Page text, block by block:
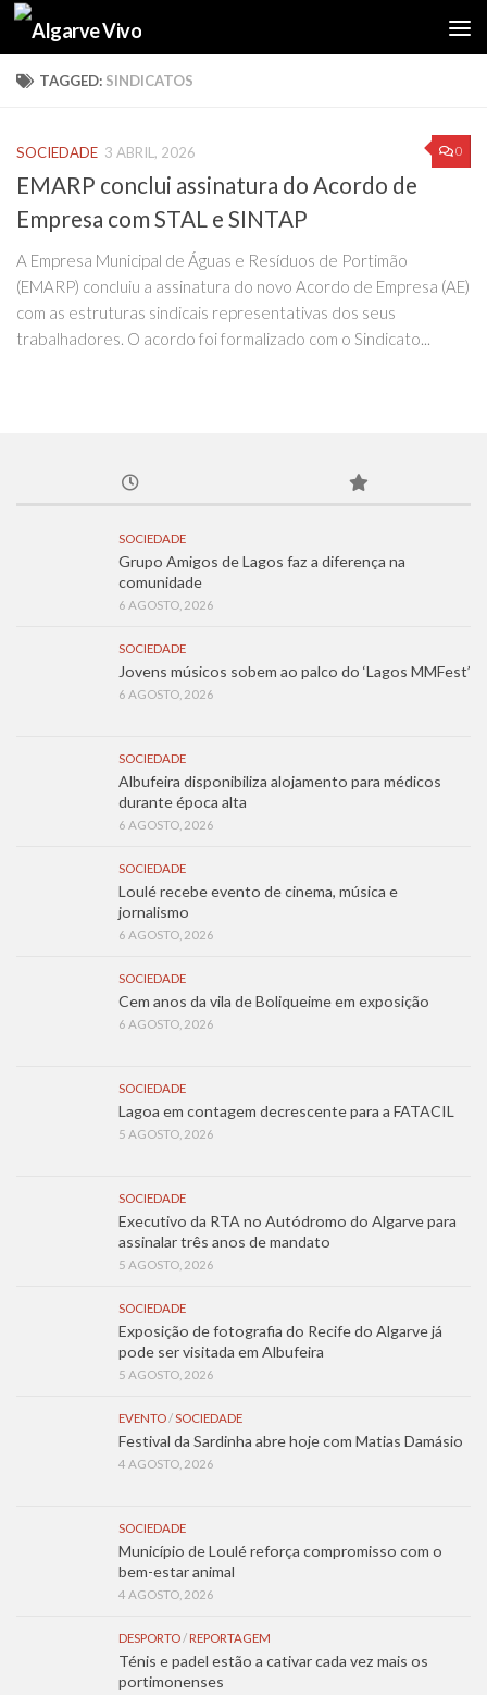
Skip to content
TAGGED: SINDICATOS
0
SOCIEDADE 3 ABRIL, 2026
EMARP conclui assinatura do Acordo de
Empresa com STAL e SINTAP
A Empresa Municipal de Águas e Resíduos de Portimão
(EMARP) concluiu a assinatura do novo Acordo de Empresa (AE)
com as estruturas sindicais representativas dos seus
trabalhadores. O acordo foi formalizado com o Sindicato...
SOCIEDADE
Grupo Amigos de Lagos faz a diferença na
comunidade
6 AGOSTO, 2026
SOCIEDADE
Jovens músicos sobem ao palco do ‘Lagos MMFest’
6 AGOSTO, 2026
SOCIEDADE
Albufeira disponibiliza alojamento para médicos
durante época alta
6 AGOSTO, 2026
SOCIEDADE
Loulé recebe evento de cinema, música e
jornalismo
6 AGOSTO, 2026
SOCIEDADE
Cem anos da vila de Boliqueime em exposição
6 AGOSTO, 2026
SOCIEDADE
Lagoa em contagem decrescente para a FATACIL
5 AGOSTO, 2026
SOCIEDADE
Executivo da RTA no Autódromo do Algarve para
assinalar três anos de mandato
5 AGOSTO, 2026
SOCIEDADE
Exposição de fotografia do Recife do Algarve já
pode ser visitada em Albufeira
5 AGOSTO, 2026
EVENTO/SOCIEDADE
Festival da Sardinha abre hoje com Matias Damásio
4 AGOSTO, 2026
SOCIEDADE
Município de Loulé reforça compromisso com o
bem-estar animal
4 AGOSTO, 2026
DESPORTO/ REPORTAGEM
Ténis e padel estão a cativar cada vez mais os
portimonenses